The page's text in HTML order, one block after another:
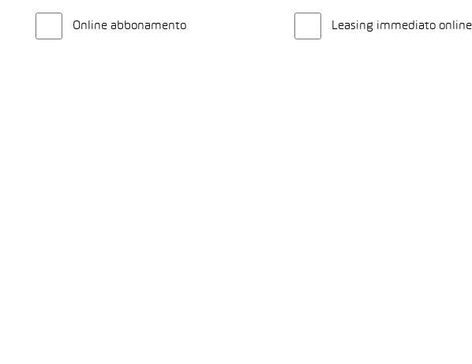
Online abbonamento Leasing immediato online